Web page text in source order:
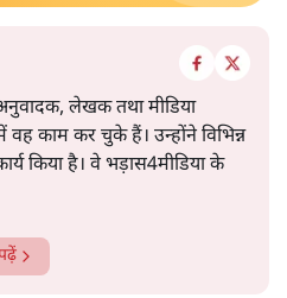
लेखक तथा मीडिया
काम कर चुके हैं। उन्होंने विभिन्न
किया है। वे भड़ास4मीडिया के